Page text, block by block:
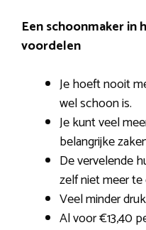
Een schoonmaker in
voordelen
Je hoeft nooit
wel schoon is.
Je kunt veel
belangrijke
De vervelende
zelf niet meer te
Veel minder
Al voor €13,40